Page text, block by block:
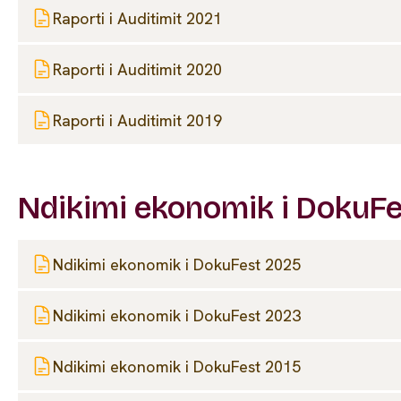
Raporti i Auditimit 2021
Raporti i Auditimit 2020
Raporti i Auditimit 2019
Ndikimi ekonomik i
Ndikimi ekonomik i DokuFest 2025
Ndikimi ekonomik i DokuFest 2023
Ndikimi ekonomik i DokuFest 2015